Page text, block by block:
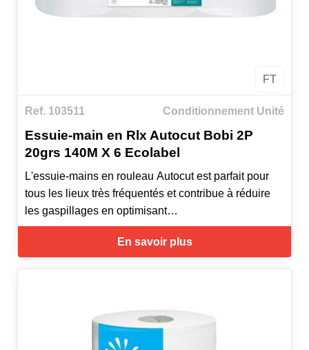
FT
Ref. 103511 Conditionnement Unité
Essuie-main en Rlx Autocut Bobi 2P
20grs 140M X 6 Ecolabel
L'essuie-mains en rouleau Autocut est parfait pour
tous les lieux très fréquentés et contribue à réduire
les gaspillages en optimisant
les coûts et en réduisant les impacts sur
En savoir plus